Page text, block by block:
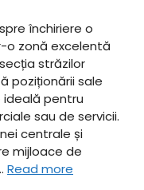
închiriere o
o zonă excelentă
străzilor
poziționării sale
pentru
sau de servicii.
centrale și
mijloace de
Read more